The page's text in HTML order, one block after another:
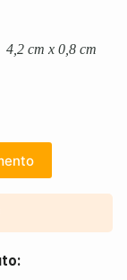
4,2 cm x 0,8 cm